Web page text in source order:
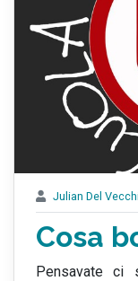
Julian Del
Cosa
Pensavate ci